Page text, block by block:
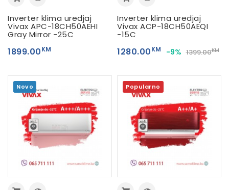
Inverter klima uredjaj
Vivax APC-18CH50AEHI
Gray Mirror -25C
1899.00KM
Inverter klima uredjaj
Vivax ACP-18CH50AEQI
-15C
1280.00KM -9% 1399.00KM
Novo Popularno